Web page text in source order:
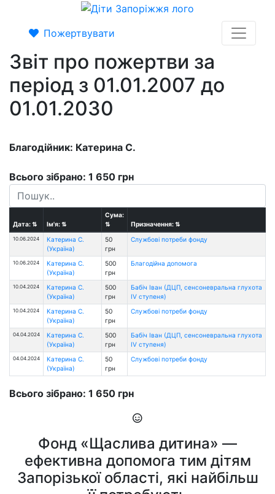
Пожертвувати
Звіт про пожертви за
період з 01.01.2007 до
01.01.2030
Благодійник: Катерина С.
Всього зібрано: 1 650 грн
Дата:⇅ Ім'я:⇅
Сума:
⇅
Призначення:⇅
10.06.2024
Катерина С.
(Україна)
50
грн
Службові потреби фонду
10.06.2024
Катерина С.
(Україна)
500
грн
Благодійна допомога
10.04.2024
Катерина С.
(Україна)
500
грн
Бабіч Іван (ДЦП, сенсоневральна глухота
IV ступеня)
10.04.2024
Катерина С.
(Україна)
50
грн
Службові потреби фонду
04.04.2024
Катерина С.
(Україна)
500
грн
Бабіч Іван (ДЦП, сенсоневральна глухота
IV ступеня)
04.04.2024
Катерина С.
(Україна)
50
грн
Службові потреби фонду
Всього зібрано: 1 650 грн
Фонд «Щаслива дитина» —
ефективна допомога тим дітям
Запорізької області, які найбільш